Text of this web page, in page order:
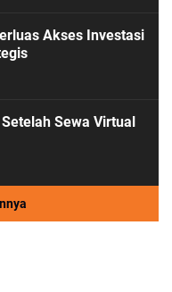
Akses Investasi
Sewa Virtual